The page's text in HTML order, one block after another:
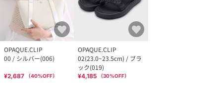
OPAQUE.CLIP
00 / シルバー(006)
¥2,687 （40%OFF）
OPAQUE.CLIP
02(23.0~23.5cm) / ブラ
ック(019)
¥4,185 （30%OFF）